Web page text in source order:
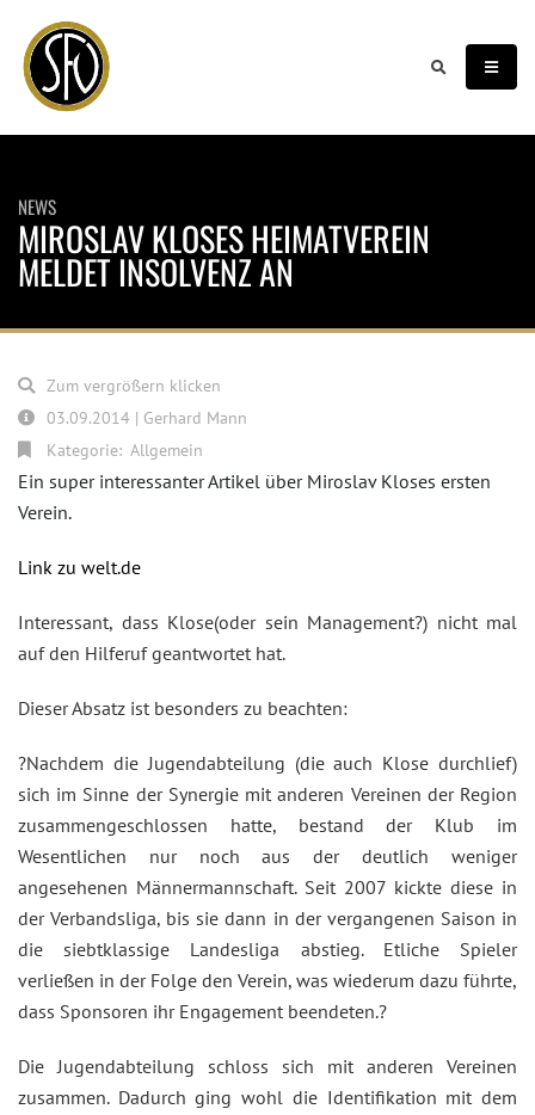
NEWS
MIROSLAV KLOSES HEIMATVEREIN
MELDET INSOLVENZ AN
Ein super interessanter Artikel über Miroslav Kloses ersten
Verein.
Link zu welt.de
Interessant, dass Klose(oder sein Management?) nicht mal
auf den Hilferuf geantwortet hat.
Dieser Absatz ist besonders zu beachten:
?Nachdem die Jugendabteilung (die auch Klose durchlief)
sich im Sinne der Synergie mit anderen Vereinen der Region
zusammengeschlossen hatte, bestand der Klub im
Wesentlichen nur noch aus der deutlich weniger
angesehenen Männermannschaft. Seit 2007 kickte diese in
der Verbandsliga, bis sie dann in der vergangenen Saison in
die siebtklassige Landesliga abstieg. Etliche Spieler
verließen in der Folge den Verein, was wiederum dazu führte,
dass Sponsoren ihr Engagement beendeten.?
Die Jugendabteilung schloss sich mit anderen Vereinen
zusammen. Dadurch ging wohl die Identifikation mit dem
Zum vergrößern klicken
03.09.2014 | Gerhard Mann
Kategorie: Allgemein